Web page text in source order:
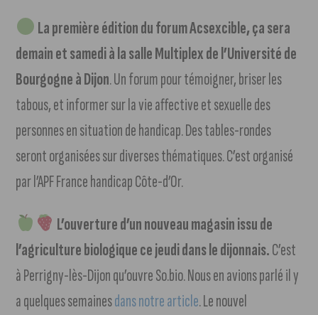
La première édition du forum Acsexcible, ça sera
demain et samedi à la salle Multiplex de l’Université de
Bourgogne à Dijon. Un forum pour témoigner, briser les
tabous, et informer sur la vie affective et sexuelle des
personnes en situation de handicap. Des tables-rondes
seront organisées sur diverses thématiques. C’est organisé
par l’APF France handicap Côte-d’Or.
L’ouverture d’un nouveau magasin issu de
l’agriculture biologique ce jeudi dans le dijonnais.C’est
à Perrigny-lès-Dijon qu’ouvre So.bio. Nous en avions parlé il y
a quelques semainesdans notre article. Le nouvel